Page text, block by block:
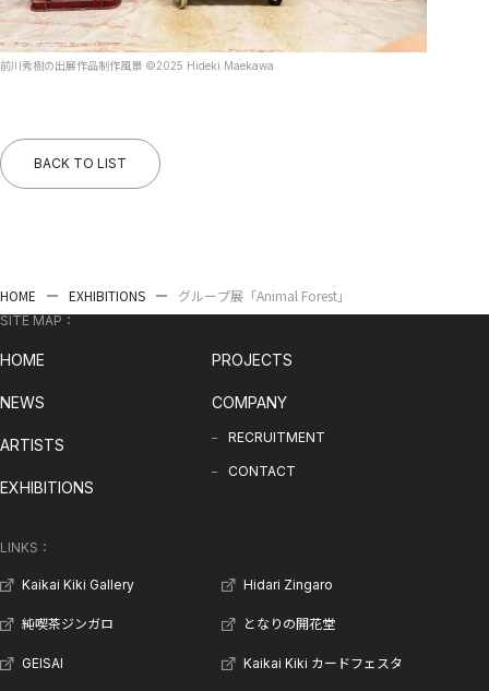
前川秀樹の出展作品制作風景 ©︎2025 Hideki Maekawa
BACK TO LIST
HOME EXHIBITIONS グループ展「Animal Forest」
SITE MAP：
HOME
NEWS
ARTISTS
EXHIBITIONS
PROJECTS
COMPANY
RECRUITMENT
CONTACT
LINKS：
Kaikai Kiki Gallery Hidari Zingaro
純喫茶ジンガロ となりの開花堂
GEISAI Kaikai Kiki カードフェスタ